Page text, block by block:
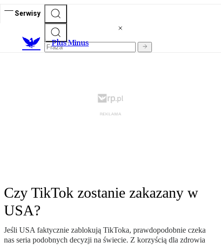
Serwisy
Plus Minus
Czy TikTok zostanie zakazany w
USA?
Jeśli USA faktycznie zablokują TikToka, prawdopodobnie czeka
nas seria podobnych decyzji na świecie. Z korzyścią dla zdrowia